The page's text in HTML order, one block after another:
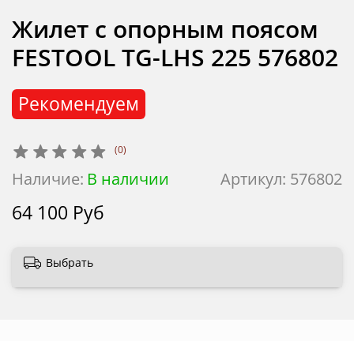
(0)
Артикул: 576802
Наличие: В наличии
Рекомендуем
Жилет с опорным поясом
FESTOOL TG-LHS 225 576802
64 100 Руб
Выбрать